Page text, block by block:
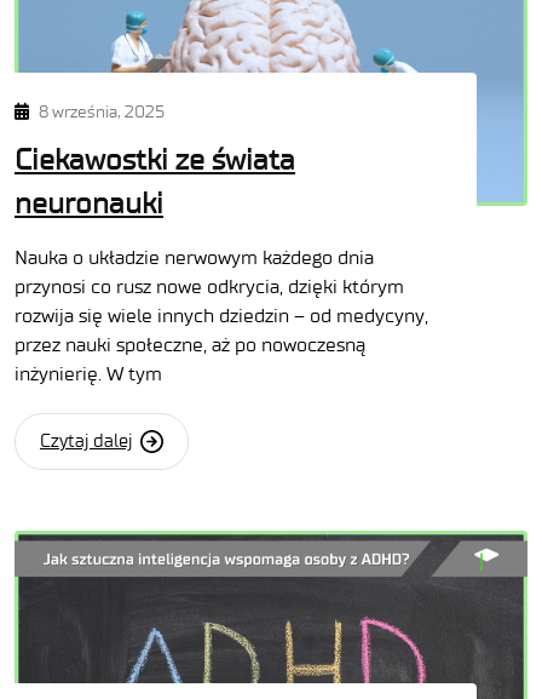
8 września, 2025
Ciekawostki ze świata
neuronauki
Nauka o układzie nerwowym każdego dnia
przynosi co rusz nowe odkrycia, dzięki którym
rozwija się wiele innych dziedzin – od medycyny,
przez nauki społeczne, aż po nowoczesną
inżynierię. W tym
Czytaj dalej